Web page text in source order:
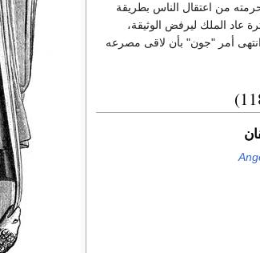
من اعتقال الناس بطريقة
عاد الملك ليرفض الوثيقة،
أمر "جون" بأن لاقى مصرعه